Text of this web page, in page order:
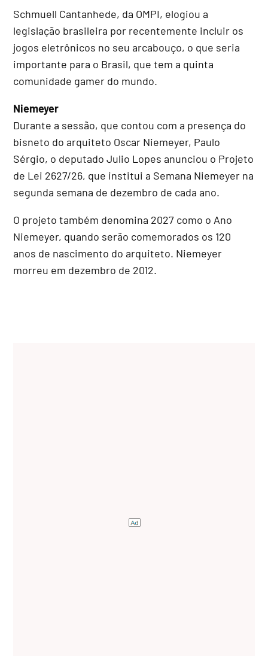
Schmuell Cantanhede, da OMPI, elogiou a
legislação brasileira por recentemente incluir os
jogos eletrônicos no seu arcabouço, o que seria
importante para o Brasil, que tem a quinta
comunidade gamer do mundo.
Niemeyer
Durante a sessão, que contou com a presença do
bisneto do arquiteto Oscar Niemeyer, Paulo
Sérgio, o deputado Julio Lopes anunciou o Projeto
de Lei 2627/26, que institui a Semana Niemeyer na
segunda semana de dezembro de cada ano.
O projeto também denomina 2027 como o Ano
Niemeyer, quando serão comemorados os 120
anos de nascimento do arquiteto. Niemeyer
morreu em dezembro de 2012.